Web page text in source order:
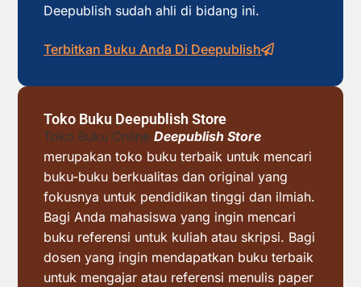
Deepublish sudah ahli di bidang ini.
Terbitkan Buku Anda Di Deepublish
Toko Buku Deepublish Store
Toko Buku Online Deepublish Store
merupakan toko buku terbaik untuk mencari
buku-buku berkualitas dan original yang
fokusnya untuk pendidikan tinggi dan ilmiah.
Bagi Anda mahasiswa yang ingin mencari
buku referensi untuk kuliah atau skripsi. Bagi
dosen yang ingin mendapatkan buku terbaik
untuk mengajar atau referensi menulis paper